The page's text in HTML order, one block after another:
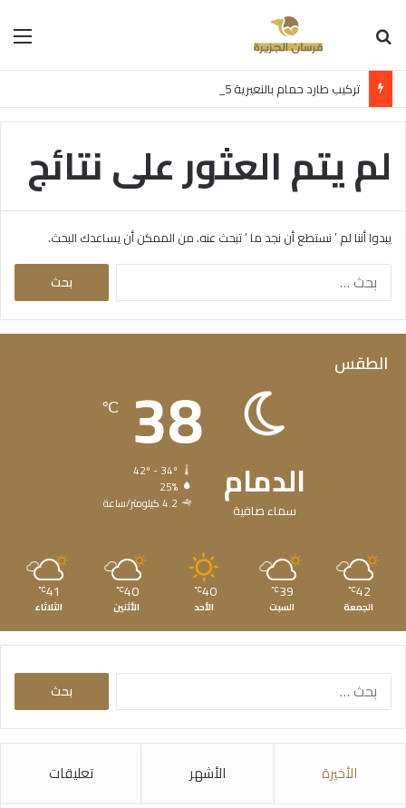
تركيب طارد حمام بالنعيرية 0597957765 اتصل الآن بخصم 30%
لم يتم العثور على نتائج
يبدوا أننا لم ’ نستطع أن نجد ما ’ تبحث عنه. من الممكن أن يساعدك البحث.
البحث
الطقس
الدمام
سماء صافية
38
℃
25%
4.2 كيلومتر/ساعة
42
℃
الجمعة
39
℃
السبت
40
℃
الأحد
40
℃
الأثنين
41
℃
الثلاثاء
البحث
الأخيرة الأشهر تعليقات